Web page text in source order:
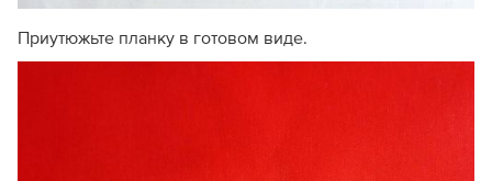
Приутюжьте планку в готовом виде.